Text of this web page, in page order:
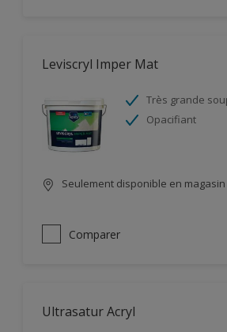
Leviscryl Imper Mat
Très grande
Opacifiant
Seulement disponible en magasin
Comparer
Ultrasatur Acryl